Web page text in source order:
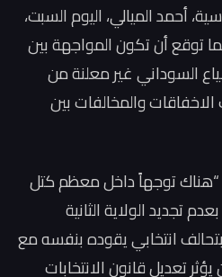
أحمد الميالي، اليوم السبت،
توقع أن تكون المواجهة بين
السوداني غير معلنة من
والمخالفات بين
“هناك توجهاً داخل معظم كتل
تجديد الولاية الثانية
انتخابي يقوده بنفسه مع
تعديل قانون الانتخابات